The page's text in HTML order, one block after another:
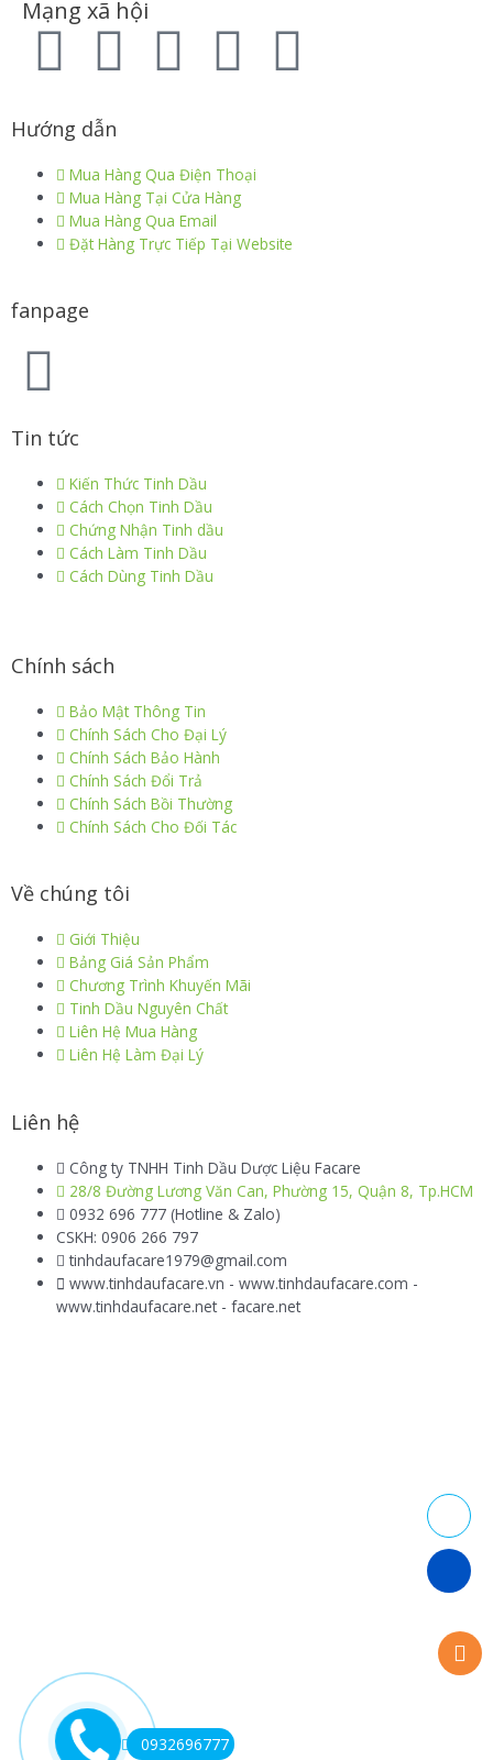
Mạng xã hội
Hướng dẫn
Mua Hàng Qua Điện Thoại
Mua Hàng Tại Cửa Hàng
Mua Hàng Qua Email
Đặt Hàng Trực Tiếp Tại Website
fanpage
Tin tức
Kiến Thức Tinh Dầu
Cách Chọn Tinh Dầu
Chứng Nhận Tinh dầu
Cách Làm Tinh Dầu
Cách Dùng Tinh Dầu
Chính sách
Bảo Mật Thông Tin
Chính Sách Cho Đại Lý
Chính Sách Bảo Hành
Chính Sách Đổi Trả
Chính Sách Bồi Thường
Chính Sách Cho Đối Tác
Về chúng tôi
Giới Thiệu
Bảng Giá Sản Phẩm
Chương Trình Khuyến Mãi
Tinh Dầu Nguyên Chất
Liên Hệ Mua Hàng
Liên Hệ Làm Đại Lý
Liên hệ
Công ty TNHH Tinh Dầu Dược Liệu Facare
28/8 Đường Lương Văn Can, Phường 15, Quận 8, Tp.HCM
0932 696 777 (Hotline & Zalo)
CSKH: 0906 266 797
tinhdaufacare1979@gmail.com
www.tinhdaufacare.vn - www.tinhdaufacare.com -
www.tinhdaufacare.net - facare.net
0932696777